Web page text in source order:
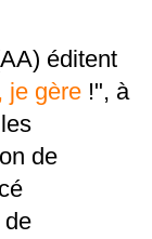
éditent
je gère !", à
de
de